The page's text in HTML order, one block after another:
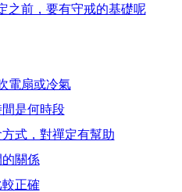
之前，要有守戒的基礎呢
電扇或冷氣
是何時段
式，對禪定有幫助
關係
正確